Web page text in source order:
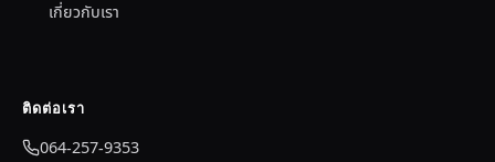
เกี่ยวกับเรา
ติดต่อเรา
064-257-9353